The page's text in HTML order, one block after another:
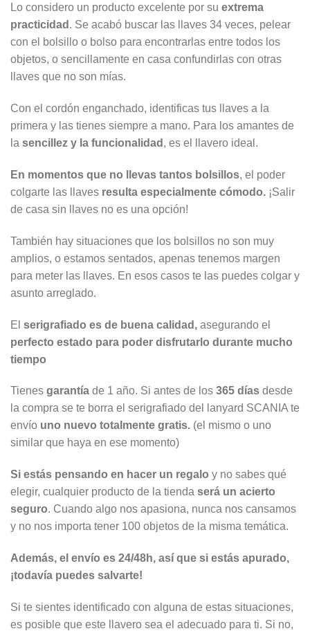
Lo considero un producto excelente por su extrema
practicidad . Se acabó buscar las llaves 34 veces, pelear
con el bolsillo o bolso para encontrarlas entre todos los
objetos, o sencillamente en casa confundirlas con otras
llaves que no son mías.
Con el cordón enganchado, identificas tus llaves a la
primera y las tienes siempre a mano. Para los amantes de
la sencillez y la funcionalidad , es el llavero ideal.
En momentos que no llevas tantos bolsillos, el poder
colgarte las llaves resulta especialmente cómodo. ¡Salir
de casa sin llaves no es una opción!
También hay situaciones que los bolsillos no son muy
amplios, o estamos sentados, apenas tenemos margen
para meter las llaves. En esos casos te las puedes colgar y
asunto arreglado.
El serigrafiado es de buena calidad, asegurando el
perfecto estado para poder disfrutarlo durante mucho
tiempo
Tienes garantía de 1 año. Si antes de los 365 días desde
la compra se te borra el serigrafiado del lanyard SCANIA te
envío uno nuevo totalmente gratis. (el mismo o uno
similar que haya en ese momento)
Si estás pensando en hacer un regalo y no sabes qué
elegir, cualquier producto de la tienda será un acierto
seguro. Cuando algo nos apasiona, nunca nos cansamos
y no nos importa tener 100 objetos de la misma temática.
Además, el envío es 24/48h, así que si estás apurado,
¡todavía puedes salvarte!
Si te sientes identificado con alguna de estas situaciones,
es posible que este llavero sea el adecuado para ti. Si no,